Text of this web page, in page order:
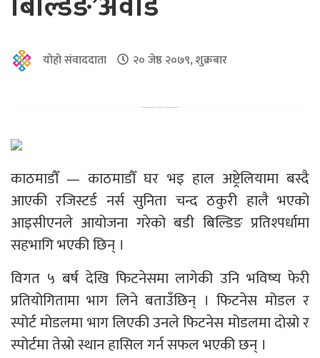
योहो संवाददाता २० जेष्ठ २०७९, शुक्रबार
काठमाडौँ — काठमाडौँ घर भइ हाल अष्ट्रेलियामा बस्दै
आएकी रजिस्टर्ड नर्स सुनिता चन्द ठकुरी हालै भएको
आइसीएनले आयोजना गरेको बडी बिल्डिङ प्रतिश्पर्धामा
सहभागि भएकी छिन् ।
विगत ५ बर्ष देखि फिटनेसमा लागेकी उनि भविष्य फेरी
प्रतियोगितामा भाग लिने बताउँछिन् । फिटनेस मोडल र
स्पोर्ट मोडलमा भाग लिएकी उनले फिटनेस मोडलमा दोस्रो र
स्पोर्टमा तेस्रो स्थान हासिल गर्न सफल भएकी छन् ।